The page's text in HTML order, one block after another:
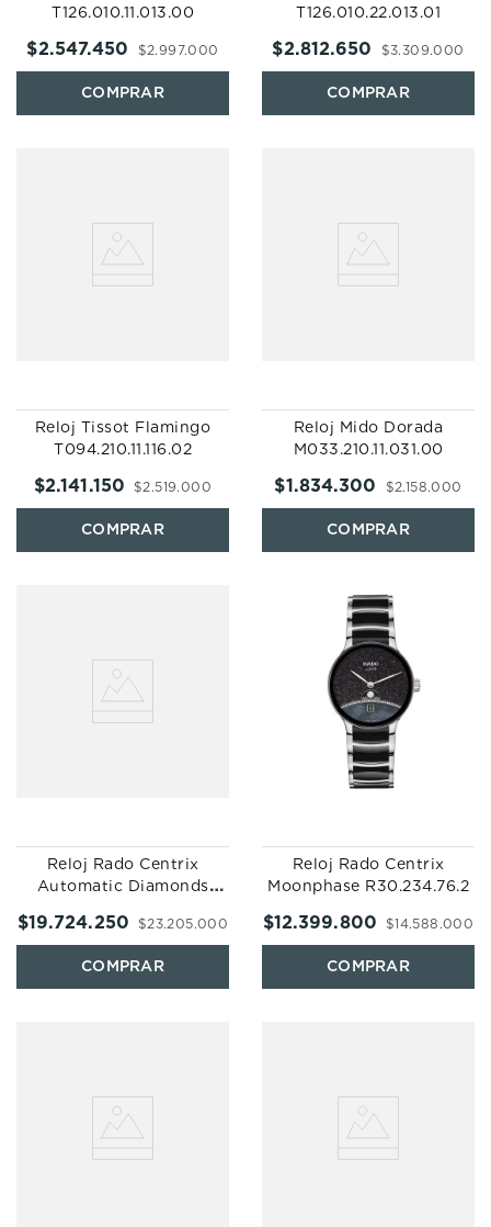
T126.010.11.013.00
$2.997.000
$2.547.450
T126.010.22.013.01
$3.309.000
$2.812.650
Reloj Tissot Flamingo
T094.210.11.116.02
$2.519.000
$2.141.150
Reloj Mido Dorada
M033.210.11.031.00
$2.158.000
$1.834.300
Reloj Rado Centrix
Automatic Diamonds
$23.205.000
$19.724.250
Reloj Rado Centrix
Moonphase R30.234.76.2
$14.588 .000
$12.399.800